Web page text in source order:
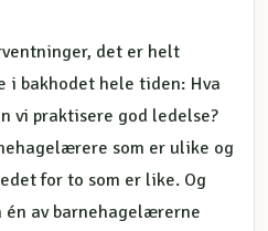
det er helt
i bakhodet hele tiden: Hva
vi praktisere god ledelse?
som er ulike og
for to som er like. Og
av barnehagelærerne